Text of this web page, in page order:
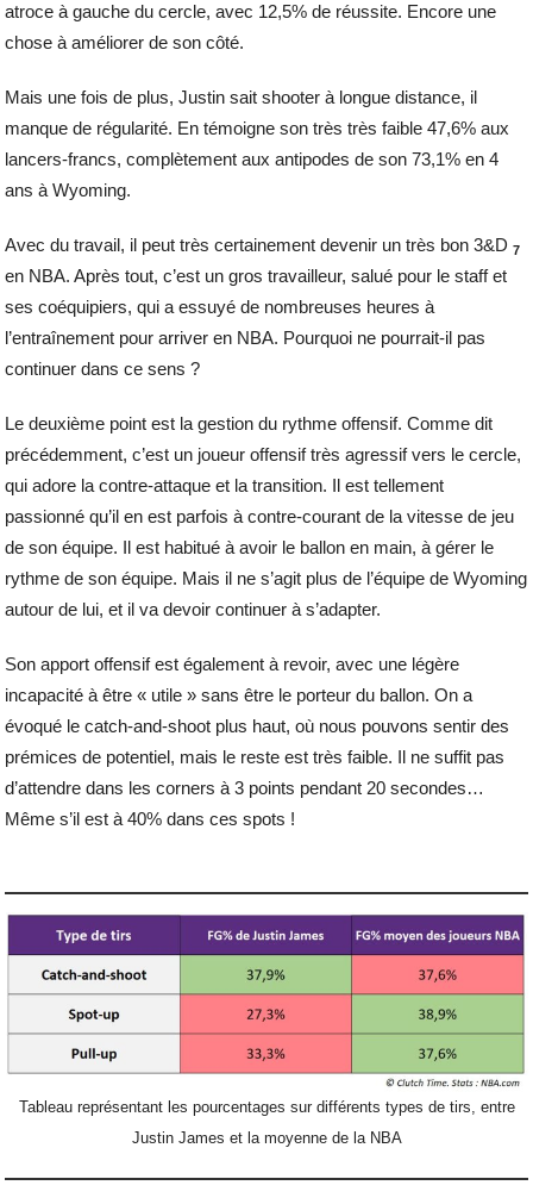
atroce à gauche du cercle, avec 12,5% de réussite. Encore une
chose à améliorer de son côté.
Mais une fois de plus, Justin sait shooter à longue distance, il
manque de régularité. En témoigne son très très faible 47,6% aux
lancers-francs, complètement aux antipodes de son 73,1% en 4
ans à Wyoming.
Avec du travail, il peut très certainement devenir un très bon 3&D7
en NBA. Après tout, c’est un gros travailleur, salué pour le staff et
ses coéquipiers, qui a essuyé de nombreuses heures à
l’entraînement pour arriver en NBA. Pourquoi ne pourrait-il pas
continuer dans ce sens ?
Le deuxième point est la gestion du rythme offensif. Comme dit
précédemment, c’est un joueur offensif très agressif vers le cercle,
qui adore la contre-attaque et la transition. Il est tellement
passionné qu’il en est parfois à contre-courant de la vitesse de jeu
de son équipe. Il est habitué à avoir le ballon en main, à gérer le
rythme de son équipe. Mais il ne s’agit plus de l’équipe de Wyoming
autour de lui, et il va devoir continuer à s’adapter.
Son apport offensif est également à revoir, avec une légère
incapacité à être « utile » sans être le porteur du ballon. On a
évoqué le catch-and-shoot plus haut, où nous pouvons sentir des
prémices de potentiel, mais le reste est très faible. Il ne suffit pas
d’attendre dans les corners à 3 points pendant 20 secondes…
Même s’il est à 40% dans ces spots !
Tableau représentant les pourcentages sur différents types de tirs, entre
Justin James et la moyenne de la NBA